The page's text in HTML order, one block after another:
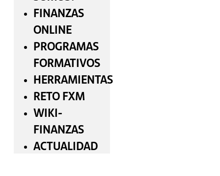
FINANZAS
ONLINE
PROGRAMAS
FORMATIVOS
HERRAMIENTAS
RETO FXM
WIKI-
FINANZAS
ACTUALIDAD